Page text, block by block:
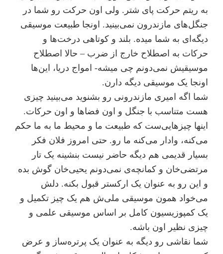
به ریتم حرکت پای شتر. ولی اون حرکت رو شما در
جنگل‌های مازندرون نمی‌بینید. اونجا طبیعت موسیقی
دیگه‌ای به شما میده. بلند و کوتاهی درخت‌ها و
حرکات به اصطلاح خارج از ضرب – حالا اصطلاح
موسیقیش نمی‌دونم چی میشه- امواج دریا، این‌ها
اونجا یک موسیقی دیگه دارن.
شما اگه امیری مازندرونی رو بشنوید می‌بینید چیزی
هست متناسب با جنگل و اون فضاها و اون حرکات.
اینها چیزهایی‌ست که طبیعت ما و محیط ما به ما حکم
می‌کنه، وادار می‌کنه ما رو. حتی امروز فلان فکر
بسیار قدیمی هم دیگه حاضر نیست بنشینه یک تار
مرتضی‌خان و کمانچه‌ی نمی‌دونم یحیی‌خان گوش بده
و این رو به عنوان یک ارکستر قبول بکنه. دلش
می‌خواد همون موسیقی ملی‌ش هم یک چیز تکمیل و
یک کمپوزیسیون کامل بر اساس موسیقی علمی و
چیزی نظیر اون باشه.
شما نقاشی رو دیگه به عنوان یک پرتره‌ساز و عرض